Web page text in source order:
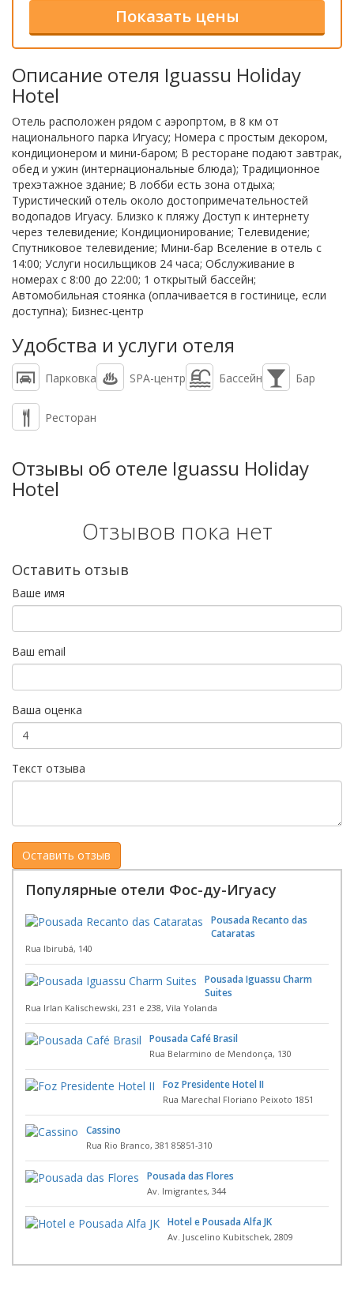
Описание отеля Iguassu Holiday
Hotel
Отель расположен рядом с аэропртом, в 8 км от
национального парка Игуасу; Номера с простым декором,
кондиционером и мини-баром; В ресторане подают завтрак,
обед и ужин (интернациональные блюда); Традиционное
трехэтажное здание; В лобби есть зона отдыха;
Туристический отель около достопримечательностей
водопадов Игуасу. Близко к пляжу Доступ к интернету
через телевидение; Кондиционирование; Телевидение;
Спутниковое телевидение; Мини-бар Вселение в отель с
14:00; Услуги носильщиков 24 часа; Обслуживание в
номерах с 8:00 до 22:00; 1 открытый бассейн;
Автомобильная стоянка (оплачивается в гостинице, если
доступна); Бизнес-центр
Удобства и услуги отеля
Парковка SPA-центр Бассейн Бар
Ресторан
Отзывы об отеле Iguassu Holiday
Hotel
Отзывов пока нет
Оставить отзыв
Ваше имя
Ваш email
Ваша оценка
Текст отзыва
Популярные отели Фос-ду-Игуасу
Pousada Recanto das
Cataratas
Rua Ibirubá, 140
Pousada Iguassu Charm
Suites
Rua Irlan Kalischewski, 231 e 238, Vila Yolanda
Pousada Café Brasil
Rua Belarmino de Mendonça, 130
Foz Presidente Hotel II
Rua Marechal Floriano Peixoto 1851
Cassino
Rua Rio Branco, 381 85851-310
Pousada das Flores
Av. Imigrantes, 344
Hotel e Pousada Alfa JK
Av. Juscelino Kubitschek, 2809